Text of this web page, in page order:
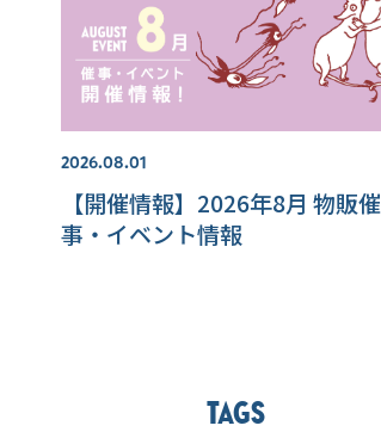
2026.08.01
【開催情報】2026年8月 物販催
事・イベント情報
Tags